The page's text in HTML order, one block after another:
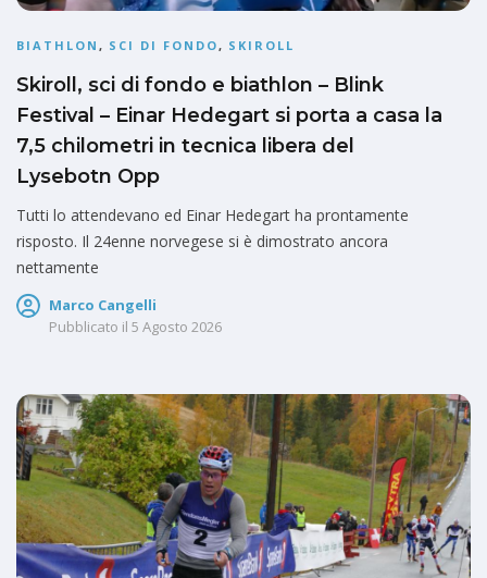
BIATHLON , SCI DI FONDO, SKIROLL
Skiroll, sci di fondo e biathlon – Blink
Festival – Einar Hedegart si porta a casa la
7,5 chilometri in tecnica libera del
Lysebotn Opp
Tutti lo attendevano ed Einar Hedegart ha prontamente
risposto. Il 24enne norvegese si è dimostrato ancora
nettamente
Marco Cangelli
Pubblicato il 5 Agosto 2026